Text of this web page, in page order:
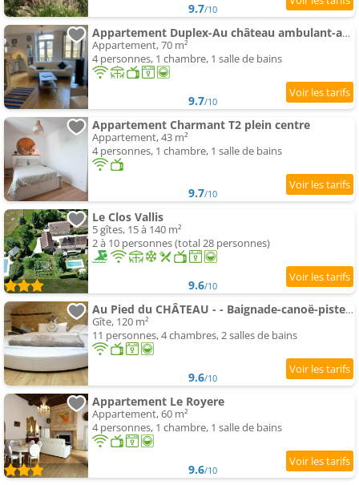
9.7/10
Appartement Duplex-Au château ambulant-au bord de la Dordogne
Appartement, 70 m²
4 personnes, 1 chambre, 1 salle de bains
9.7/10
Appartement Charmant T2 plein centre
Appartement, 43 m²
4 personnes, 1 chambre, 1 salle de bains
9.7/10
Le Clos Vallis
5 gîtes, 15 à 140 m²
2 à 10 personnes (total 28 personnes)
9.6/10
Au Pied du CHÂTEAU - - Baignade-canoë-piste cyclable à 100 m
Gîte, 120 m²
11 personnes, 4 chambres, 2 salles de bains
9.6/10
Appartement Le Royere
Appartement, 60 m²
4 personnes, 1 chambre, 1 salle de bains
9.6/10